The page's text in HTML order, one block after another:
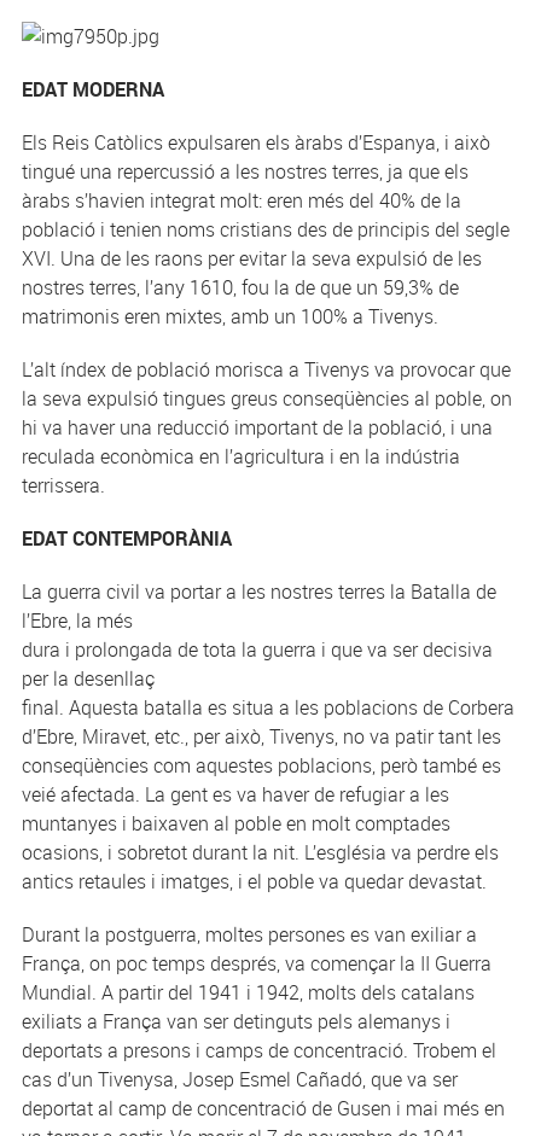
EDAT MODERNA
Els Reis Catòlics expulsaren els àrabs d’Espanya, i això
tingué una repercussió a les nostres terres, ja que els
àrabs s’havien integrat molt: eren més del 40% de la
població i tenien noms cristians des de principis del segle
XVI. Una de les raons per evitar la seva expulsió de les
nostres terres, l’any 1610, fou la de que un 59,3% de
matrimonis eren mixtes, amb un 100% a Tivenys.
L’alt índex de població morisca a Tivenys va provocar que
la seva expulsió tingues greus conseqüències al poble, on
hi va haver una reducció important de la població, i una
reculada econòmica en l’agricultura i en la indústria
terrissera.
EDAT CONTEMPORÀNIA
La guerra civil va portar a les nostres terres la Batalla de
l’Ebre, la més
dura i prolongada de tota la guerra i que va ser decisiva
per la desenllaç
final. Aquesta batalla es situa a les poblacions de Corbera
d’Ebre, Miravet, etc., per això, Tivenys, no va patir tant les
conseqüències com aquestes poblacions, però també es
veié afectada. La gent es va haver de refugiar a les
muntanyes i baixaven al poble en molt comptades
ocasions, i sobretot durant la nit. L’església va perdre els
antics retaules i imatges, i el poble va quedar devastat.
Durant la postguerra, moltes persones es van exiliar a
França, on poc temps després, va començar la II Guerra
Mundial. A partir del 1941 i 1942, molts dels catalans
exiliats a França van ser detinguts pels alemanys i
deportats a presons i camps de concentració. Trobem el
cas d’un Tivenysa, Josep Esmel Cañadó, que va ser
deportat al camp de concentració de Gusen i mai més en